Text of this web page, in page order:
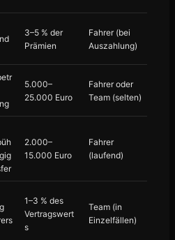
3–5 % der
Prämien
Fahrer (bei
Auszahlung)
5.000–
25.000 Euro
Fahrer oder
Team (selten)
2.000–
15.000 Euro
Fahrer
(laufend)
1–3 % des
Vertragswert
s
Team (in
Einzelfällen)